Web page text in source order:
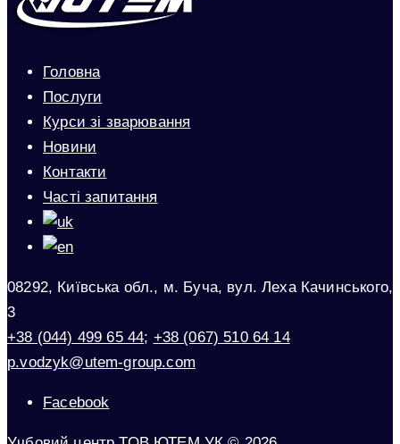
Головна
Послуги
Курси зі зварювання
Новини
Контакти
Часті запитання
08292, Київська обл., м. Буча, вул. Леха Качинського,
3
+38 (044) 499 65 44; +38 (067) 510 64 14
p.vodzyk@utem-group.com
Facebook